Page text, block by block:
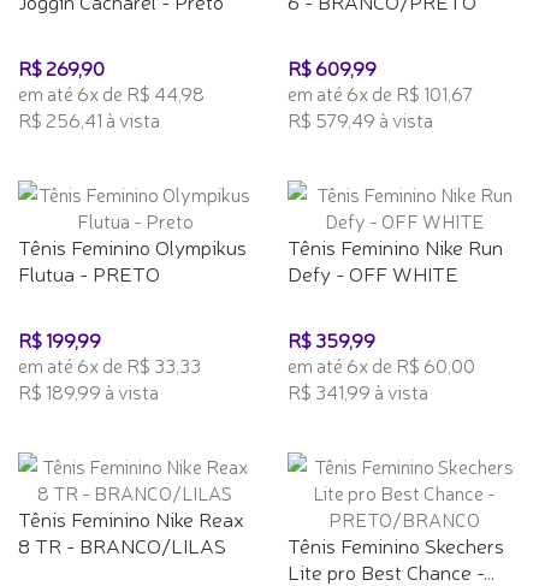
R$ 269,90
em até 6x de R$ 44,98
R$ 256,41 à vista
R$ 609,99
em até 6x de R$ 101,67
R$ 579,49 à vista
Tênis Feminino Olympikus
Flutua - PRETO
R$ 199,99
em até 6x de R$ 33,33
R$ 189,99 à vista
Tênis Feminino Nike Run
Defy - OFF WHITE
R$ 359,99
em até 6x de R$ 60,00
R$ 341,99 à vista
Tênis Feminino Nike Reax
8 TR - BRANCO/LILAS
Tênis Feminino Skechers
Lite pro Best Chance -...